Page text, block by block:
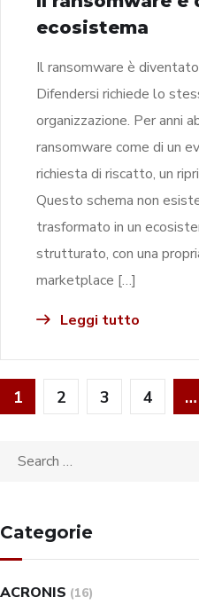
ecosistema
Il ransomware è
Difendersi richiede lo
organizzazione. Per anni
ransomware come di un
richiesta di riscatto, un
Questo schema non
trasformato in un
strutturato, con una
marketplace […]
Leggi tutto
1 2 3 4 …
Categorie
ACRONIS (16)